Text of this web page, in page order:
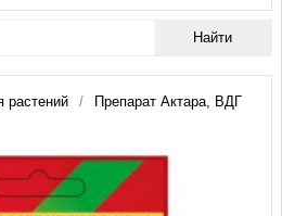
растений
Препарат Актара, ВДГ